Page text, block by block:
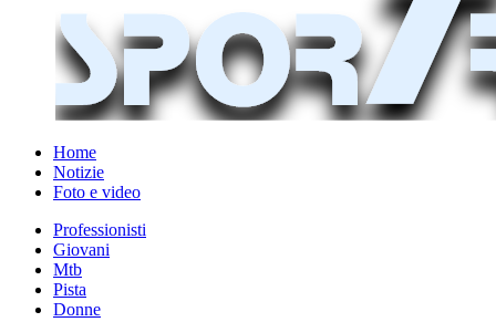
Home
Notizie
Foto e video
Professionisti
Giovani
Mtb
Pista
Donne